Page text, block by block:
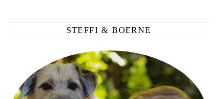
STEFFI & BOERNE